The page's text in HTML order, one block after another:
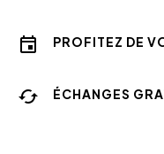
PROFITEZ DE
ÉCHANGES